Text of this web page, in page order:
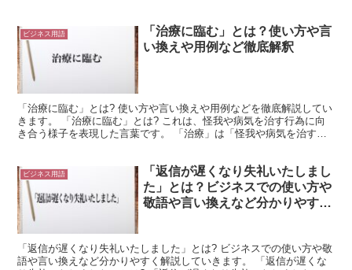
ビジネス用語
「治療に臨む」とは？使い方や言
い換えや用例など徹底解釈
「治療に臨む」とは? 使い方や言い換えや用例などを徹底解説してい
きます。 「治療に臨む」とは? これは、怪我や病気を治す行為に向
き合う様子を表現した言葉です。 「治療」は「怪我や病気を治すこ
ビジネス用語
「返信が遅くなり失礼いたしまし
た」とは？ビジネスでの使い方や
敬語や言い換えなど分かりやすく
「返信が遅くなり失礼いたしました」とは? ビジネスでの使い方や敬
語や言い換えなど分かりやすく解説していきます。 「返信が遅くな